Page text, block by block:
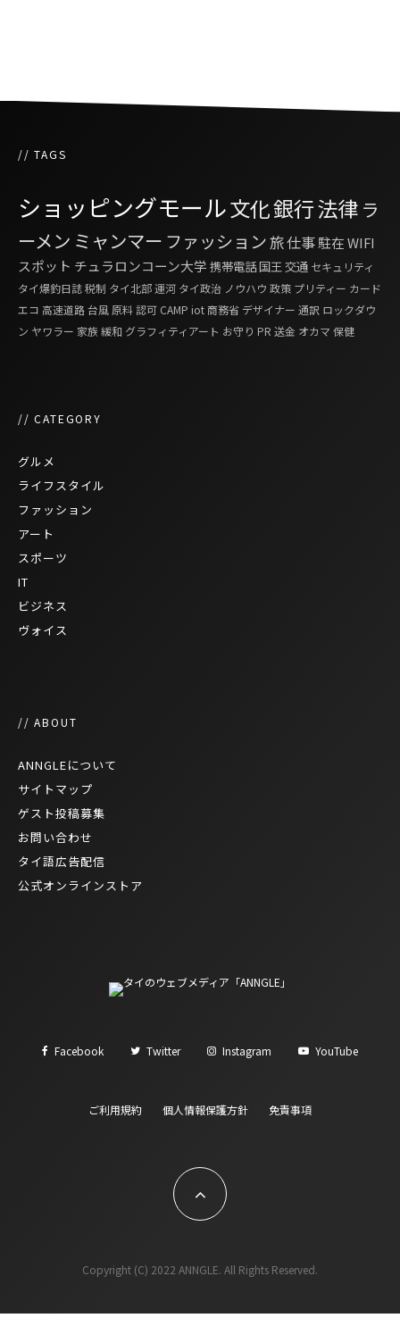
// TAGS
ショッピングモール文化銀行法律 ラ
ーメン ミャンマー ファッション旅仕事駐在WIFI
スポット チュラロンコーン大学 携帯電話国王交通 セキュリティ
タイ爆釣日誌税制 タイ北部運河 タイ政治 ノウハウ 政策 プリティー カード
エコ 高速道路台風 原料 認可 CAMP iot商務省 デザイナー 通訳 ロックダウ
ン ヤワラー 家族緩和 グラフィティアート お守り PR 送金 オカマ 保健
// CATEGORY
グルメ
ライフスタイル
ファッション
アート
スポーツ
IT
ビジネス
ヴォイス
// ABOUT
ANNGLEについて
サイトマップ
ゲスト投稿募集
お問い合わせ
タイ語広告配信
公式オンラインストア
Facebook Twitter Instagram YouTube
ご利用規約 個人情報保護方針 免責事項
Copyright (C) 2022 ANNGLE. All Rights Reserved.